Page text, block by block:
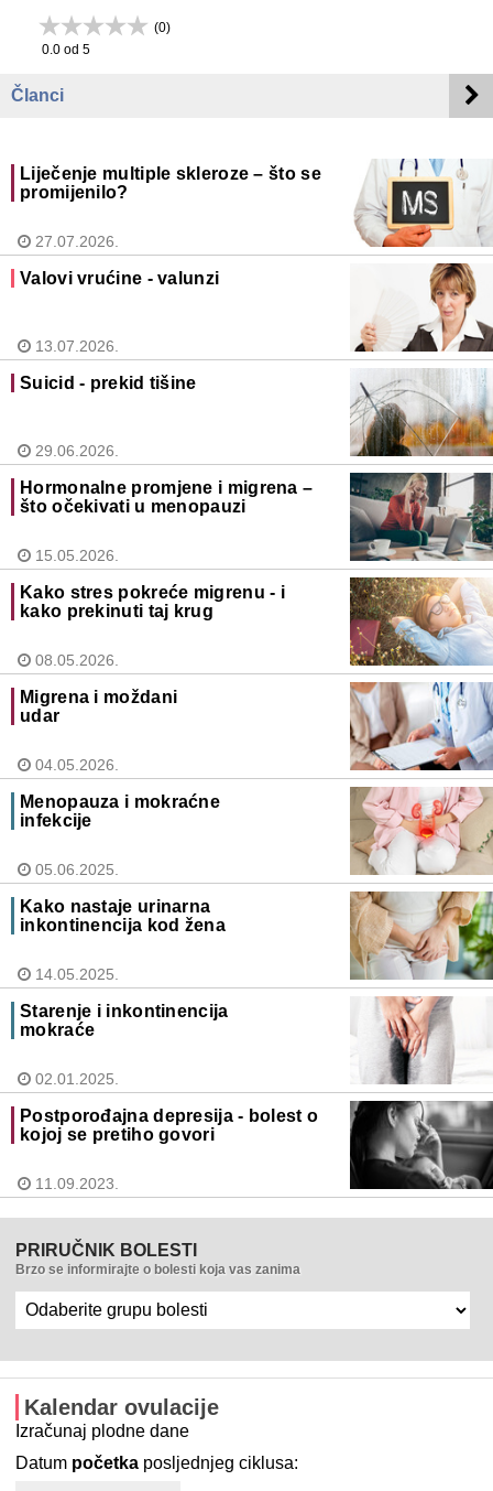
(0)
0.0 od 5
Članci
Liječenje multiple skleroze – što se
promijenilo?
27.07.2026.
Valovi vrućine - valunzi
13.07.2026.
Suicid - prekid tišine
29.06.2026.
Hormonalne promjene i migrena –
što očekivati u menopauzi
15.05.2026.
Kako stres pokreće migrenu - i
kako prekinuti taj krug
08.05.2026.
Migrena i moždani
udar
04.05.2026.
Menopauza i mokraćne
infekcije
05.06.2025.
Kako nastaje urinarna
inkontinencija kod žena
14.05.2025.
Starenje i inkontinencija
mokraće
02.01.2025.
Postporođajna depresija - bolest o
kojoj se pretiho govori
11.09.2023.
PRIRUČNIK BOLESTI
Brzo se informirajte o bolesti koja vas zanima
Kalendar ovulacije
Izračunaj plodne dane
Datum početka posljednjeg ciklusa: